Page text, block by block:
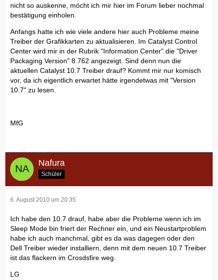
nicht so auskenne, möcht ich mir hier im Forum lieber nochmal
bestätigung einholen.
Anfangs hatte ich wie viele andere hier auch Probleme meine
Treiber der Grafikkarten zu aktualisieren. Im Catalyst Control
Center wird mir in der Rubrik "Information Center" die "Driver
Packaging Version" 8.762 angezeigt. Sind denn nun die
aktuellen Catalyst 10.7 Treiber drauf? Kommt mir nur komisch
vor, da ich eigentlich erwartet hätte irgendetwas mit "Version
10.7" zu lesen.
MfG
Nafura
Schüler
6. August 2010 um 20:35
Ich habe den 10.7 drauf, habe aber die Probleme wenn ich im
Sleep Mode bin friert der Rechner ein, und ein Neustartproblem
habe ich auch manchmal, gibt es da was dagegen oder den
Dell Treiber wieder installiern, denn mit dem neuen 10.7 Treiber
ist das flackern im Crosdsfire weg.
LG